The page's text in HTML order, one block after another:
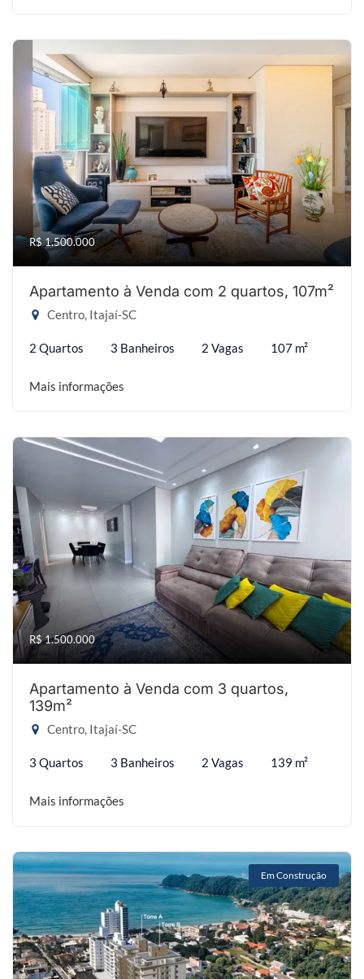
R$ 1.500.000
Apartamento à Venda com 2 quartos, 107m²
Centro, Itajaí-SC
2 Quartos 3 Banheiros 2 Vagas 107 m²
Mais informações
R$ 1.500.000
Apartamento à Venda com 3 quartos,
139m²
Centro, Itajaí-SC
3 Quartos 3 Banheiros 2 Vagas 139 m²
Mais informações
Em Construção